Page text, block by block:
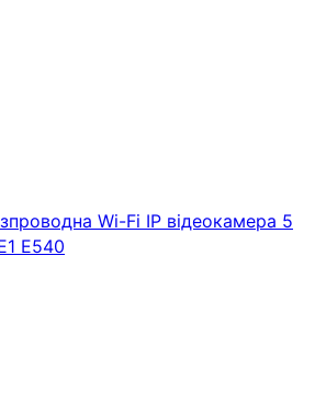
Wi-Fi IP відеокамера 5
E540